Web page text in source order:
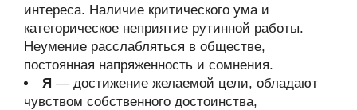
интереса. Наличие критического ума и
категорическое неприятие рутинной работы.
Неумение расслабляться в обществе,
постоянная напряженность и сомнения.
Я — достижение желаемой цели, обладают
чувством собственного достоинства,